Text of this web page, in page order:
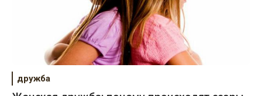
дружба